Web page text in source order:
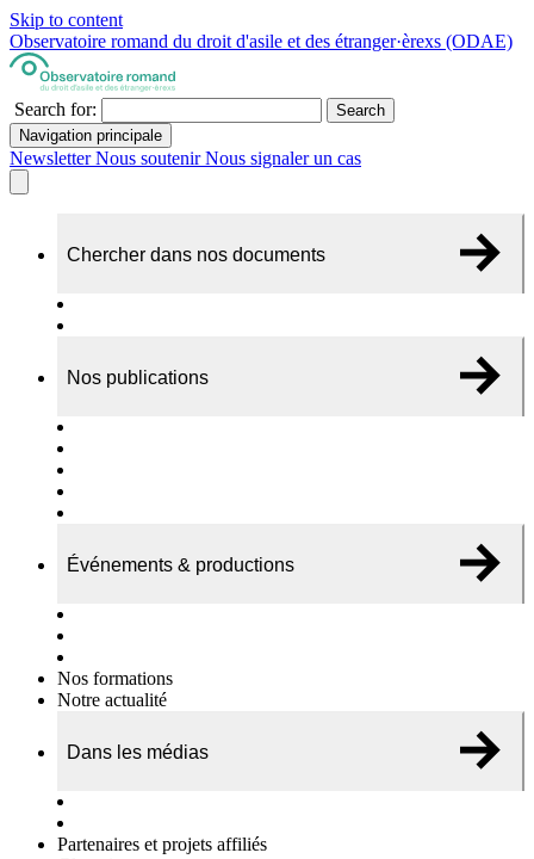
Skip to content
Observatoire romand du droit d'asile et des étranger·èrexs (ODAE)
Search for:
Search
Navigation principale
NewsletterNous soutenirNous signaler un cas
Chercher dans nos documents
Nos publications
Événements & productions
Nos formations
Notre actualité
Dans les médias
Partenaires et projets affiliés